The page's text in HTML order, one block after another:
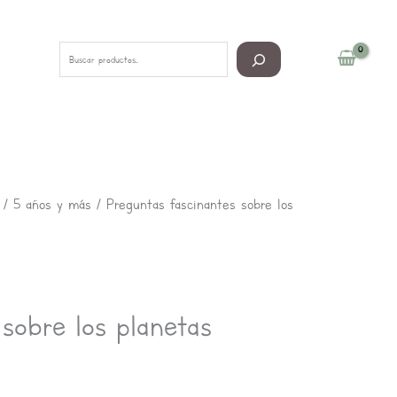
/ 5 años y más / Preguntas fascinantes sobre los
los planetas